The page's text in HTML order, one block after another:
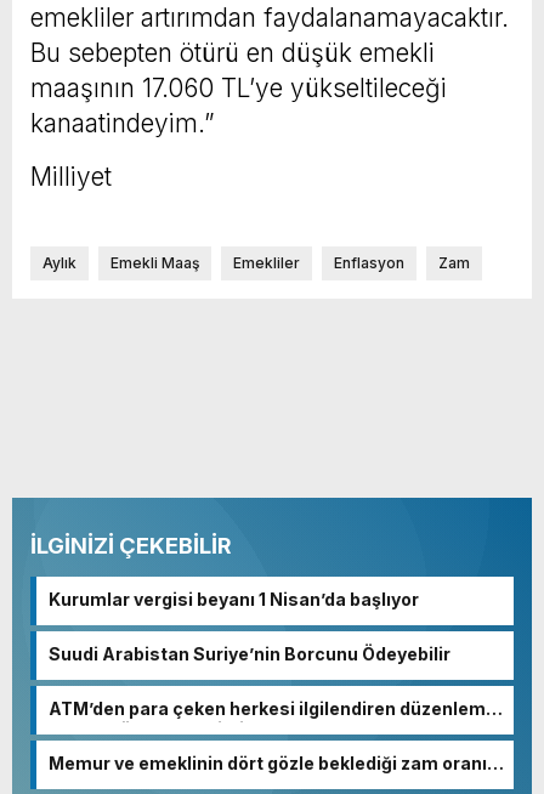
emekliler artırımdan faydalanamayacaktır.
Bu sebepten ötürü en düşük emekli
maaşının 17.060 TL’ye yükseltileceği
kanaatindeyim.”
Milliyet
Aylık Emekli Maaş Emekliler Enflasyon Zam
İLGİNİZİ ÇEKEBİLİR
Kurumlar vergisi beyanı 1 Nisan’da başlıyor
Suudi Arabistan Suriye’nin Borcunu Ödeyebilir
ATM’den para çeken herkesi ilgilendiren düzenleme!
Sayılar tümden değişti
Memur ve emeklinin dört gözle beklediği zam oranı